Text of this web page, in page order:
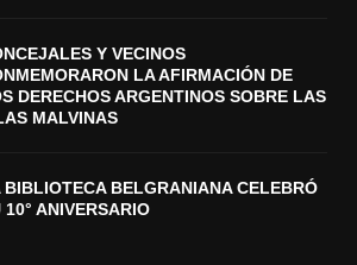
Y VECINOS
LA AFIRMACIÓN DE
DERECHOS ARGENTINOS SOBRE LAS
MALVINAS
BIBLIOTECA BELGRANIANA CELEBRÓ
10° ANIVERSARIO